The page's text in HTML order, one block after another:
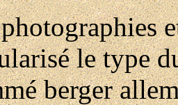
le type
berger